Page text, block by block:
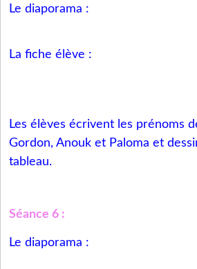
Le diaporama :
La fiche élève :
Les élèves écrivent les prénoms
Gordon, Anouk et Paloma et
tableau.
Séance 6 :
Le diaporama :